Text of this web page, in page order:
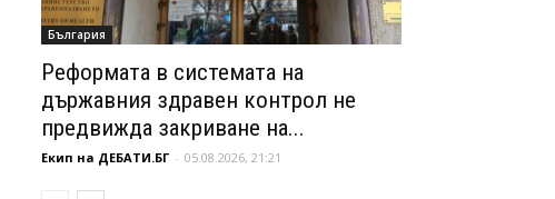
България
Реформата в системата на
държавния здравен контрол не
предвижда закриване на...
Екип на ДЕБАТИ.БГ - 05.08.2026, 21:21